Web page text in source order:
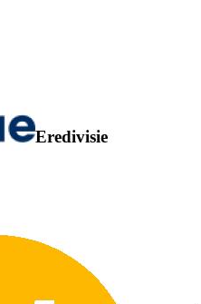
Eredivisie